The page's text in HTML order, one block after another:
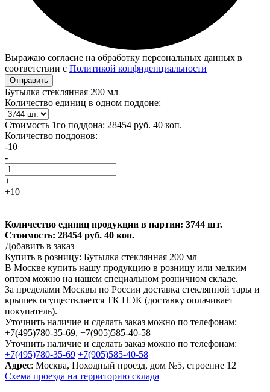
Выражаю согласие на обработку персональных данных в
соответствии с Политикой конфиденциальности
Отправить
Бутылка стеклянная 200 мл
Количество единиц в одном поддоне:
Стоимость 1го поддона: 28454 руб. 40 коп.
Количество поддонов:
-10
-
+
+10
Количество единиц продукции в партии: 3744 шт.
Стоимость: 28454 руб. 40 коп.
Добавить в заказ
Купить в розницу: Бутылка стеклянная 200 мл
В Москве купить нашу продукцию в розницу или мелким
оптом можно на нашем специальном розничном складе.
За пределами Москвы по России доставка стеклянной тары и
крышек осуществляется ТК ПЭК (доставку оплачивает
покупатель).
Уточнить наличие и сделать заказ можно по телефонам:
+7(495)780-35-69, +7(905)585-40-58
Уточнить наличие и сделать заказ можно по телефонам:
+7(495)780-35-69 +7(905)585-40-58
Адрес: Москва, Походный проезд, дом №5, строение 12
Схема проезда на территорию склада